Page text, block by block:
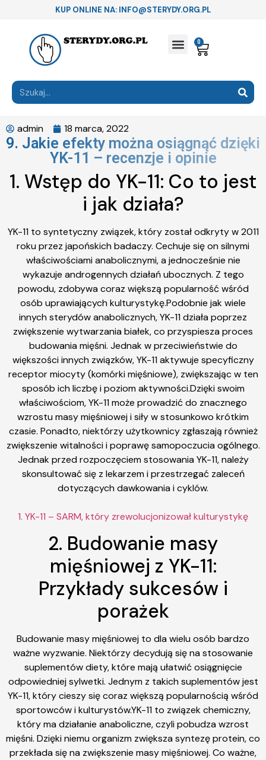
KUP ONLINE NA: INFO@STERYDY.ORG.PL
0
admin 18 marca, 2022
9. Jakie efekty można osiągnąć dzięki
YK-11 – recenzje i opinie
1. Wstęp do YK-11: Co to jest
i jak działa?
YK-11 to syntetyczny związek, który został odkryty w 2011
roku przez japońskich badaczy. Cechuje się on silnymi
właściwościami anabolicznymi, a jednocześnie nie
wykazuje androgennych działań ubocznych. Z tego
powodu, zdobywa coraz większą popularność wśród
osób uprawiających kulturystykę.Podobnie jak wiele
innych sterydów anabolicznych, YK-11 działa poprzez
zwiększenie wytwarzania białek, co przyspiesza proces
budowania mięśni. Jednak w przeciwieństwie do
większości innych związków, YK-11 aktywuje specyficzny
receptor miocyty (komórki mięśniowe), zwiększając w ten
sposób ich liczbę i poziom aktywności.Dzięki swoim
właściwościom, YK-11 może prowadzić do znacznego
wzrostu masy mięśniowej i siły w stosunkowo krótkim
czasie. Ponadto, niektórzy użytkownicy zgłaszają również
zwiększenie witalności i poprawę samopoczucia ogólnego.
Jednak przed rozpoczęciem stosowania YK-11, należy
skonsultować się z lekarzem i przestrzegać zaleceń
dotyczących dawkowania i cyklów.
1. YK-11 – SARM, który zrewolucjonizował kulturystykę
2. Budowanie masy
mięśniowej z YK-11:
Przykłady sukcesów i
porażek
Budowanie masy mięśniowej to dla wielu osób bardzo
ważne wyzwanie. Niektórzy decydują się na stosowanie
suplementów diety, które mają ułatwić osiągnięcie
odpowiedniej sylwetki. Jednym z takich suplementów jest
YK-11, który cieszy się coraz większą popularnością wśród
sportowców i kulturystów.YK-11 to związek chemiczny,
który ma działanie anaboliczne, czyli pobudza wzrost
mięśni. Dzięki niemu organizm zwiększa syntezę protein, co
przekłada się na zwiększenie masy mięśniowej. Co ważne,